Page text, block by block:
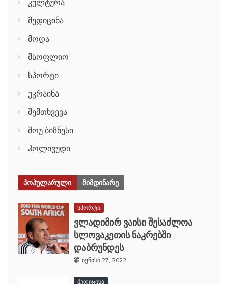
კულტურა
მედიცინა
მოდა
მსოფლიო
სპორტი
უკრაინა
შემთხვევა
შოუ ბიზნესი
ჰოლივუდი
ᲞᲝᲞᲣᲚᲐᲠᲣᲚᲘ ᲛᲘᲛᲓᲘᲜᲐᲠᲔ
სპორტი
ვლადიმირ ვაისი შესაძლოა
სლოვაკეთის ნაკრებში
დაბრუნდეს
ივნისი 27, 2022
მედიცინა